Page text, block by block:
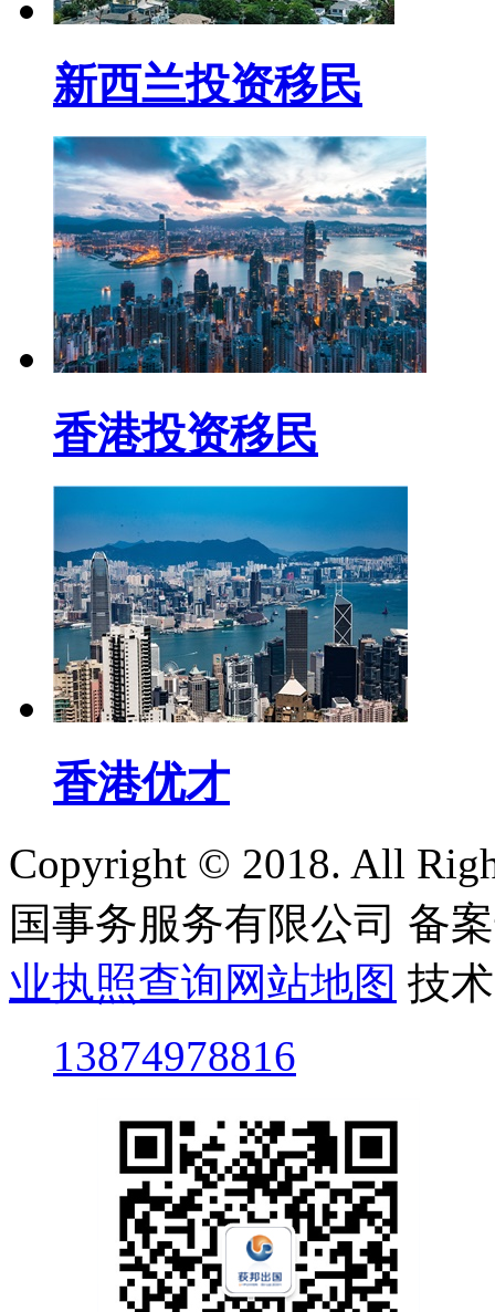
新西兰投资移民
香港投资移民
香港优才
Copyright © 2018. All
国事务服务有限公司 备
业执照查询 网站地图 技
13874978816